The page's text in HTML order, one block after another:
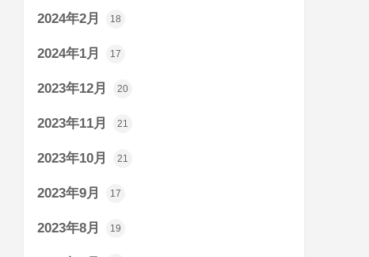
2024年2月 18
2024年1月 17
2023年12月 20
2023年11月 21
2023年10月 21
2023年9月 17
2023年8月 19